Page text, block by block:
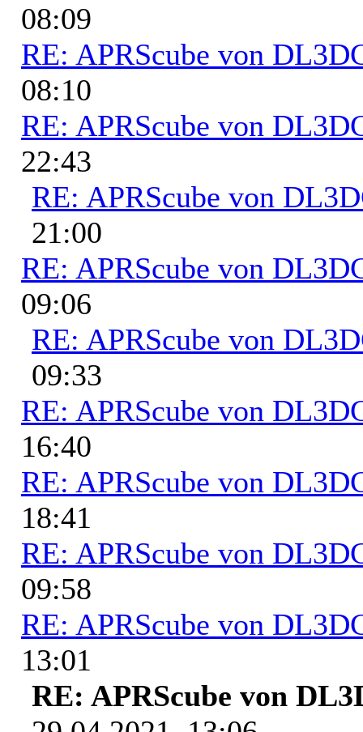
08:09
RE: APRScube von
08:10
RE: APRScube von
22:43
RE: APRScube von
21:00
RE: APRScube von
09:06
RE: APRScube von
09:33
RE: APRScube von
16:40
RE: APRScube von
18:41
RE: APRScube von
09:58
RE: APRScube von
13:01
RE: APRScube von